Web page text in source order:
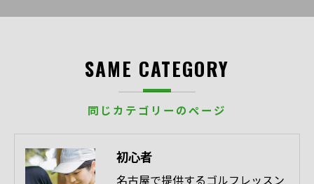
同じカテゴリーのページ
SAME CATEGORY
初心者
名古屋で提供するゴルフレッスン